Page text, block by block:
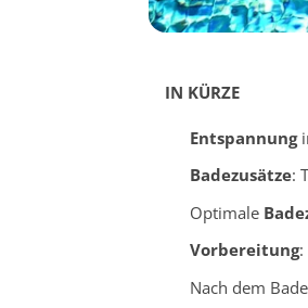
IN KÜRZE
Entspannung
Badezusätze:
Optimale
Vorbereitung:
Nach dem